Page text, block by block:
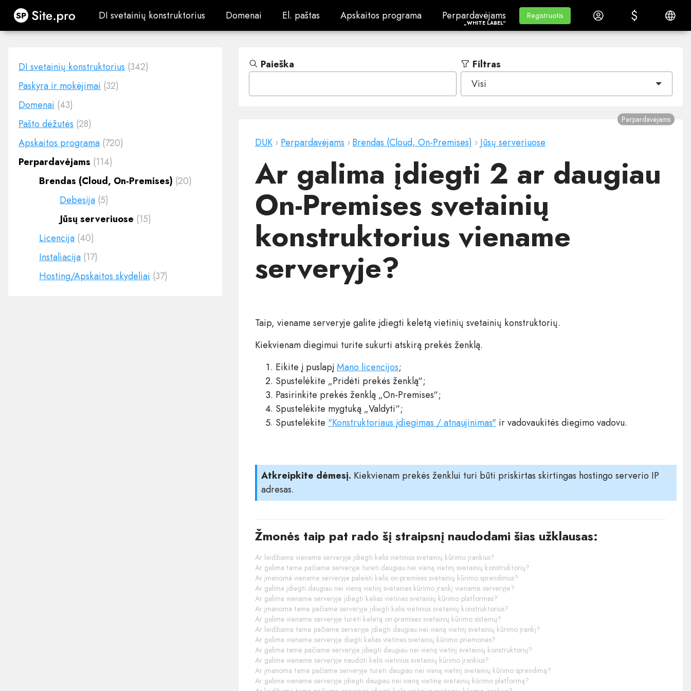
Site.pro DI svetainių konstruktorius
DI svetainių konstruktorius Domenai
Domenai El. paštas
El. paštas Apskaitos programa
Apskaitos programa Perpardavėjams„White Label“
Perpardavėjams
„WHITE LABEL“
Mokymasis
Mokymasis
Registruotis
Registruotis Prisijungti $
$ Lietuvių
DI svetainių konstruktorius (342)
Paskyra ir mokėjimai (32)
Domenai (43)
Pašto dėžutės (28)
Apskaitos programa (720)
Perpardavėjams (114)
Brendas (Cloud, On-Premises) (20)
Debesija (5)
Jūsų serveriuose (15)
Licencija (40)
Instaliacija (17)
Hosting/Apskaitos skydeliai (37)
Paieška
Filtras
Visi
DUK › Perpardavėjams ›Brendas (Cloud, On-Premises) › Jūsų serveriuose
Perpardavėjams
Ar galima įdiegti 2 ar daugiau
On-Premises svetainių
konstruktorius viename
serveryje?
Taip, viename serveryje galite įdiegti keletą vietinių svetainių konstruktorių.
Kiekvienam diegimui turite sukurti atskirą prekės ženklą.
Eikite į puslapįMano licencijos;
Spustelėkite „Pridėti prekės ženklą“;
Pasirinkite prekės ženklą „On-Premises“;
Spustelėkite mygtuką „Valdyti“;
Spustelėkite "Konstruktoriaus įdiegimas / atnaujinimas"ir vadovaukitės diegimo vadovu.
Atkreipkite dėmesį. Kiekvienam prekės ženklui turi būti priskirtas skirtingas hostingo serverio IP
adresas.
Žmonės taip pat rado šį straipsnį naudodami šias užklausas:
Ar leidžiama viename serveryje įdiegti kelis vietinius svetainių kūrimo įrankius?
Ar galima tame pačiame serveryje turėti daugiau nei vieną vietinį svetainių konstruktorių?
Ar įmanoma viename serveryje paleisti kelis on-premises svetainių kūrimo sprendimus?
Ar galima įdiegti daugiau nei vieną vietinį svetainės kūrimo įrankį viename serveryje?
Ar galima viename serveryje įdiegti kelias vietines svetainių kūrimo platformas?
Ar įmanoma tame pačiame serveryje įdiegti kelis vietinius svetainių konstruktorius?
Ar galima viename serveryje turėti keletą on-premises svetainių kūrimo sistemų?
Ar leidžiama tame pačiame serveryje įdiegti daugiau nei vieną vietinį svetainių kūrimo įrankį?
Ar galima viename serveryje diegti kelias vietines svetainių kūrimo priemones?
Ar galima tame pačiame serveryje įdiegti daugiau nei vieną vietinį svetainių konstruktorių?
Ar galima viename serveryje naudoti kelis vietinius svetainių kūrimo įrankius?
Ar įmanoma tame pačiame serveryje turėti daugiau nei vieną vietinį svetainių kūrimo sprendimą?
Ar galima viename serveryje įdiegti daugiau nei vieną vietinę svetainių kūrimo platformą?